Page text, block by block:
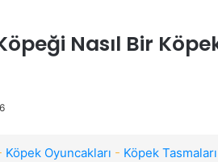
Nasıl Bir
Köpek Oyuncakları - Köpek Tasmaları